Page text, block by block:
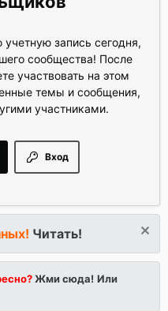
учетную запись сегодня,
сообщества! После
участвовать на этом
темы и сообщения,
участниками.
Вход
Читать!
Жми сюда! Или